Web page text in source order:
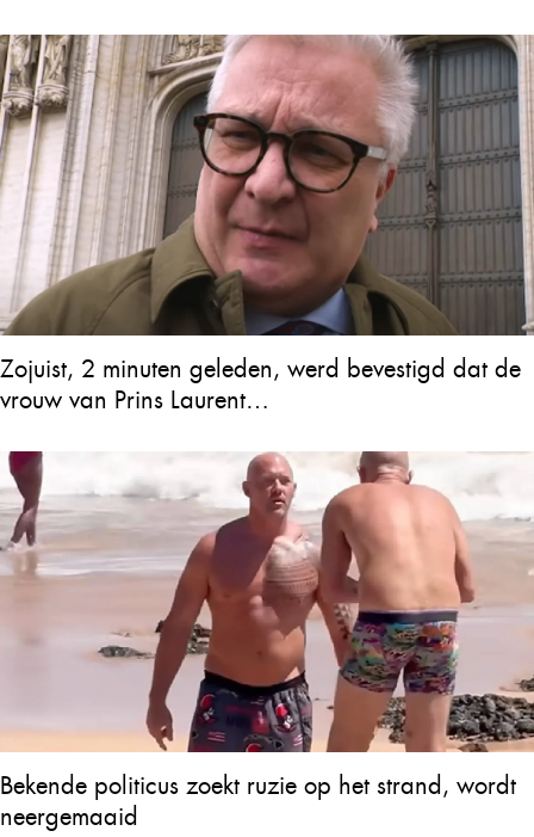
Zojuist, 2 minuten geleden, werd bevestigd dat de
vrouw van Prins Laurent…
Bekende politicus zoekt ruzie op het strand, wordt
neergemaaid